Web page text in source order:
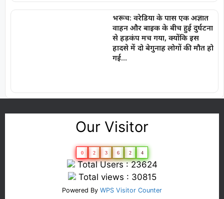
भरूच: वरेडिया के पास एक अज्ञात
वाहन और बाइक के बीच हुई दुर्घटना
से हड़कंप मच गया, क्योंकि इस
हादसे में दो बेगुनाह लोगों की मौत हो
गई…
Our Visitor
0 2 3 6 2 4
Total Users : 23624
Total views : 30815
Powered By WPS Visitor Counter